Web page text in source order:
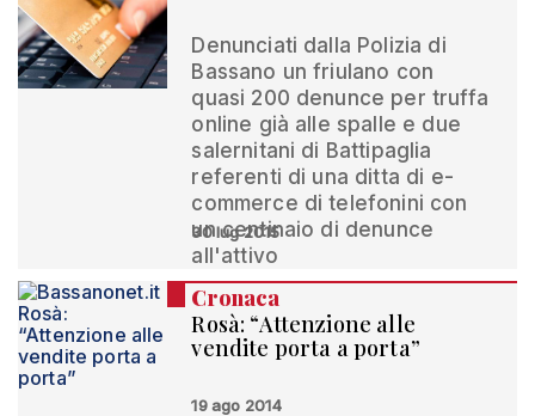
Denunciati dalla Polizia di
Bassano un friulano con
quasi 200 denunce per truffa
online già alle spalle e due
salernitani di Battipaglia
referenti di una ditta di e-
commerce di telefonini con
un centinaio di denunce
all'attivo
30 lug 2015
Cronaca
Rosà: “Attenzione alle
vendite porta a porta”
19 ago 2014